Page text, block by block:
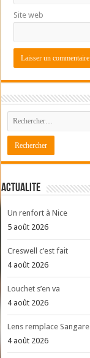
Site web
ACTUALITE
Un renfort à Nice
5 août 2026
Creswell c’est fait
4 août 2026
Louchet s’en va
4 août 2026
Lens remplace Sangare
4 août 2026